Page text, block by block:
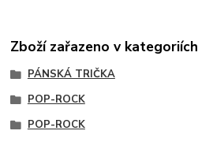
Zboží zařazeno v kategoriích
PÁNSKÁ TRIČKA
POP-ROCK
POP-ROCK